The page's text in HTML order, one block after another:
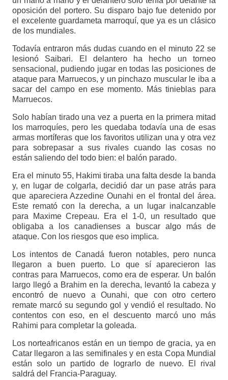
oposición del portero. Su disparo bajo fue detenido por
el excelente guardameta marroquí, que ya es un clásico
de los mundiales.
Todavía entraron más dudas cuando en el minuto 22 se
lesionó Saibari. El delantero ha hecho un torneo
sensacional, pudiendo jugar en todas las posiciones de
ataque para Marruecos, y un pinchazo muscular le iba a
sacar del campo en ese momento. Más tinieblas para
Marruecos.
Solo habían tirado una vez a puerta en la primera mitad
los marroquíes, pero les quedaba todavía una de esas
armas mortíferas que los favoritos utilizan una y otra vez
para sobrepasar a sus rivales cuando las cosas no
están saliendo del todo bien: el balón parado.
Era el minuto 55, Hakimi tiraba una falta desde la banda
y, en lugar de colgarla, decidió dar un pase atrás para
que apareciera Azzedine Ounahi en el frontal del área.
Este remató con la derecha, a un lugar inalcanzable
para Maxime Crepeau. Era el 1-0, un resultado que
obligaba a los canadienses a buscar algo más de
ataque. Con los riesgos que eso implica.
Los intentos de Canadá fueron notables, pero nunca
llegaron a buen puerto. Lo que sí aparecieron las
contras para Marruecos, como era de esperar. Un balón
largo llegó a Brahim en la derecha, levantó la cabeza y
encontró de nuevo a Ounahi, que con otro certero
remate marcó su segundo gol y vendió el resultado. No
contentos con eso, en el descuento marcó uno más
Rahimi para completar la goleada.
Los norteafricanos están en un tiempo de gracia, ya en
Catar llegaron a las semifinales y en esta Copa Mundial
están solo un partido de lograrlo de nuevo. El rival
saldrá del Francia-Paraguay.